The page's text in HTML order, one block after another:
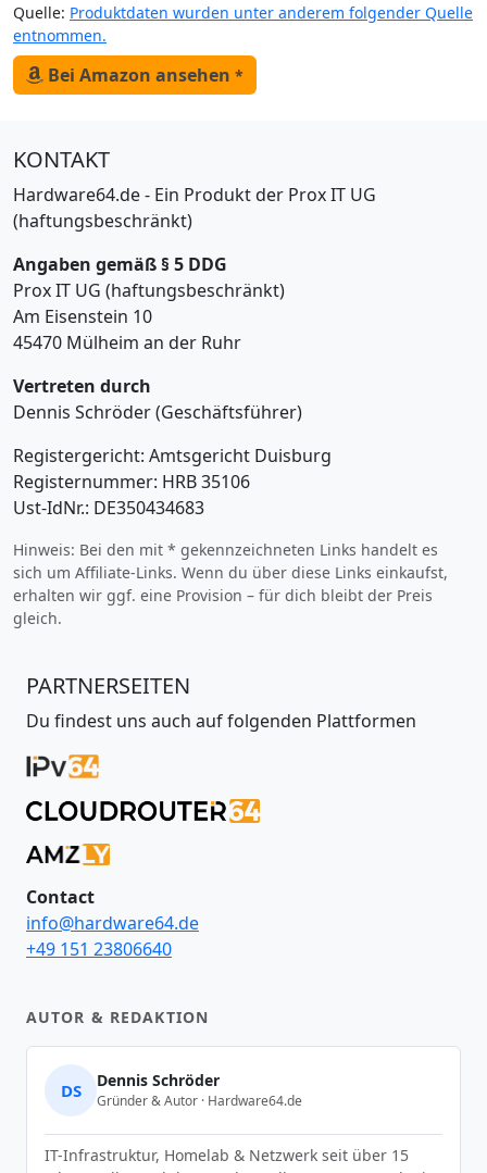
Quelle: Produktdaten wurden unter anderem folgender Quelle
entnommen.
Bei Amazon ansehen *
KONTAKT
Hardware64.de - Ein Produkt der Prox IT UG
(haftungsbeschränkt)
Angaben gemäß § 5 DDG
Prox IT UG (haftungsbeschränkt)
Am Eisenstein 10
45470 Mülheim an der Ruhr
Vertreten durch
Dennis Schröder (Geschäftsführer)
Registergericht: Amtsgericht Duisburg
Registernummer: HRB 35106
Ust-IdNr.: DE350434683
Hinweis: Bei den mit * gekennzeichneten Links handelt es
sich um Affiliate-Links. Wenn du über diese Links einkaufst,
erhalten wir ggf. eine Provision – für dich bleibt der Preis
gleich.
PARTNERSEITEN
Du findest uns auch auf folgenden Plattformen
Contact
info@hardware64.de
+49 151 23806640
AUTOR & REDAKTION
DS Dennis Schröder
Gründer & Autor · Hardware64.de
IT-Infrastruktur, Homelab & Netzwerk seit über 15